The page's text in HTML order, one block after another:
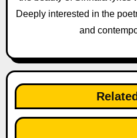
o
Deeply interested in the
and